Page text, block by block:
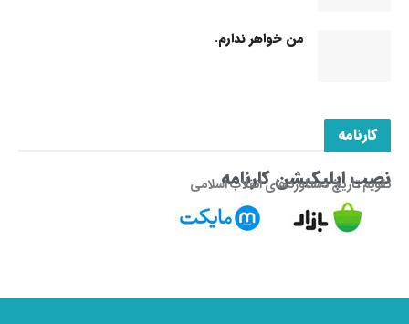
من خواهر ندارم.
کارنامه
نصب اپلیکیشن کارنامه
تقویم تاریخ دستاوردهای انقلاب اسلامی